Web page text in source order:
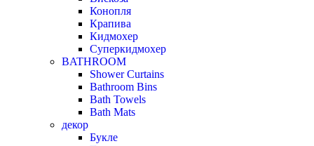
Конопля
Крапива
Кидмохер
Суперкидмохер
BATHROOM
Shower Curtains
Bathroom Bins
Bath Towels
Bath Mats
декор
Букле